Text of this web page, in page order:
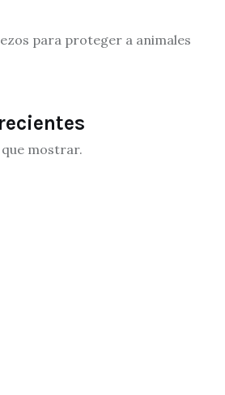
para proteger a animales
mostrar.